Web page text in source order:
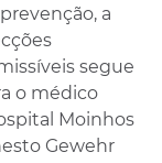
a
segue
o médico
Moinhos
Gewehr